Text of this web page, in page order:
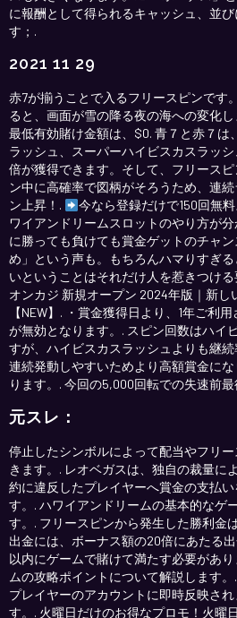
に報酬として得られるキャッシュ、並
す；.
2021 11 29
赤7が揃うことで入るフリースピンです
ると、画面が雪の降る夜の海への変化
最低有効賭け金額は、$0. 青７と赤７は
ラッシュ、スーパーハイビスカスラッ
倍が獲得できます。そして、フリース
ン中に高確率で図柄がそろうため、連
ン上昇！.
今なら登録だけで150回無
ワイアンドリームスロットのやり方が
に勝っても負けても賞金ゲットのチャ
め」という声も。もちろんハマりすぎ
いということはそれだけ人を惹きつけ
オンカジ 新規オープン 2024年版｜新し
【NEW】. ・賞金獲得日より、1年ご利
が無効となります。. スピン回数はハイ
すが、ハイビスカスラッシュよりも継
連続発動しやすいためより高額賞金に
ります。. 今回の5,000回転での失速前
元スレ：
停止したシンボルによって配当やフリ
きます。. レオベガスは、独自の裁量に
約に違反したプレイヤーへ賞金の支払
す。. ハワイアンドリームの基本的なゲ
す。. フリースピンから発生した勝利金
出金には、ボーナス額の20倍にあたる
以内にゲームで賭けて満たす必要があ
ムの攻略ポイントについて解説します
プレイヤーのアカウントに即時反映さ
す。. 火曜日だけのお得なプロモ！火曜